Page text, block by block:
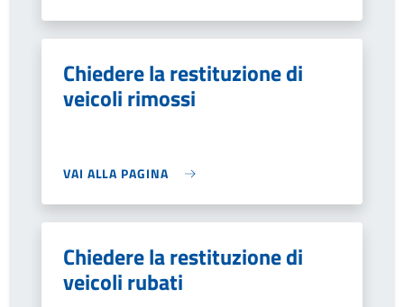
Chiedere la restituzione di
veicoli rimossi
VAI ALLA PAGINA
Chiedere la restituzione di
veicoli rubati